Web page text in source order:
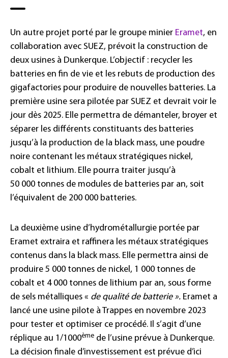
Un autre projet porté par le groupe minier Eramet, en
collaboration avec SUEZ, prévoit la construction de
deux usines à Dunkerque. L’objectif : recycler les
batteries en fin de vie et les rebuts de production des
gigafactories pour produire de nouvelles batteries. La
première usine sera pilotée par SUEZ et devrait voir le
jour dès 2025. Elle permettra de démanteler, broyer et
séparer les différents constituants des batteries
jusqu’à la production de la black mass, une poudre
noire contenant les métaux stratégiques nickel,
cobalt et lithium. Elle pourra traiter jusqu’à
50 000 tonnes de modules de batteries par an, soit
l’équivalent de 200 000 batteries.
La deuxième usine d’hydrométallurgie portée par
Eramet extraira et raffinera les métaux stratégiques
contenus dans la black mass. Elle permettra ainsi de
produire 5 000 tonnes de nickel, 1 000 tonnes de
cobalt et 4 000 tonnes de lithium par an, sous forme
de sels métalliques « de qualité de batterie ». Eramet a
lancé une usine pilote à Trappes en novembre 2023
pour tester et optimiser ce procédé. Il s’agit d’une
réplique au 1/1000ème de l’usine prévue à Dunkerque.
La décision finale d’investissement est prévue d’ici